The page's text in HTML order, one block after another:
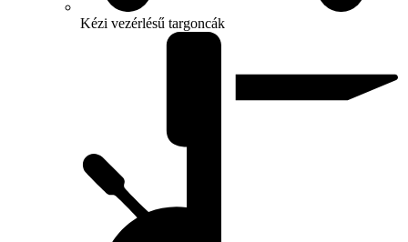
Kézi vezérlésű targoncák